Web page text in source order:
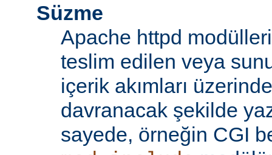
Süzme
Apache httpd
teslim edilen veya
içerik akımları
davranacak şekilde
sayede, örneğin CGI